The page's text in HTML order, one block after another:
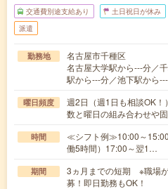
交通費別途支給あり 土日祝日が休み
派遣
勤務地
名古屋市千種区
名古屋大学駅から---分／
駅から---分／池下駅から
曜日頻度
週2日（週1日も相談OK！
数と曜日の組み合わせや固
時間
≪シフト例≫10:00～
働5時間）17:00～翌1…
期間
3ヵ月までの短期 ※職場
募！即日勤務もOK！